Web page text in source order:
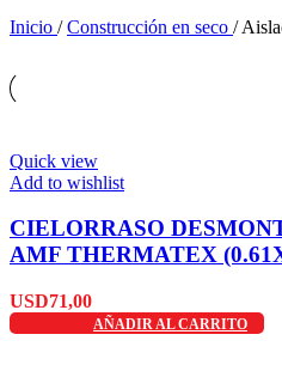
Inicio / Construcción en seco /
Quick view
Add to wishlist
CIELORRASO
AMF THERMATEX
USD71,00
AÑADIR AL CARRITO